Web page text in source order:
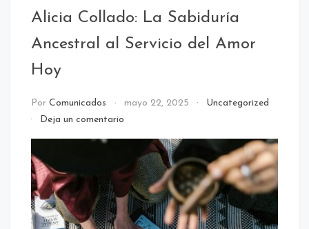
Alicia Collado: La Sabiduría
Ancestral al Servicio del Amor
Hoy
Por Comunicados mayo 22, 2025
Uncategorized
Deja un comentarioen
Collado:
Sabiduría
Ancestral
Servicio